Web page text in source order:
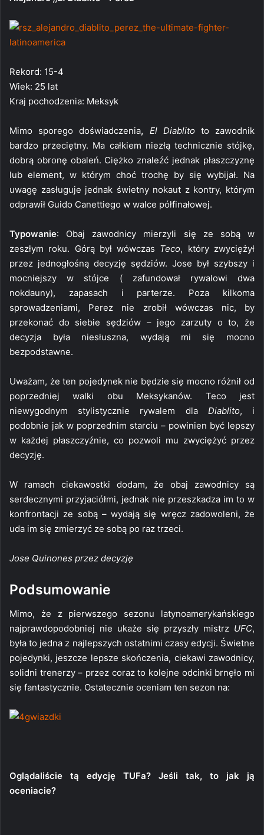
Rekord: 15-4
Wiek: 25 lat
Kraj pochodzenia: Meksyk
Mimo sporego doświadczenia, El Diablitoto zawodnik
bardzo przeciętny. Ma całkiem niezłą technicznie stójkę,
dobrą obronę obaleń. Ciężko znaleźć jednak płaszczyznę
lub element, w którym choć trochę by się wybijał. Na
uwagę zasługuje jednak świetny nokaut z kontry, którym
odprawił Guido Canettiego w walce półfinałowej.
Typowanie: Obaj zawodnicy mierzyli się ze sobą w
zeszłym roku. Górą był wówczas Teco, który zwyciężył
przez jednogłośną decyzję sędziów. Jose był szybszy i
mocniejszy w stójce ( zafundował rywalowi dwa
nokdauny), zapasach i parterze. Poza kilkoma
sprowadzeniami, Perez nie zrobił wówczas nic, by
przekonać do siebie sędziów – jego zarzuty o to, że
decyzja była niesłuszna, wydają mi się mocno
bezpodstawne.
Uważam, że ten pojedynek nie będzie się mocno różnił od
poprzedniej walki obu Meksykanów. Teco jest
niewygodnym stylistycznie rywalem dla Diablito, i
podobnie jak w poprzednim starciu – powinien być lepszy
w każdej płaszczyźnie, co pozwoli mu zwyciężyć przez
decyzję.
W ramach ciekawostki dodam, że obaj zawodnicy są
serdecznymi przyjaciółmi, jednak nie przeszkadza im to w
konfrontacji ze sobą – wydają się wręcz zadowoleni, że
uda im się zmierzyć ze sobą po raz trzeci.
Jose Quinones przez decyzję
Podsumowanie
Mimo, że z pierwszego sezonu latynoamerykańskiego
najprawdopodobniej nie ukaże się przyszły mistrz UFC,
była to jedna z najlepszych ostatnimi czasy edycji. Świetne
pojedynki, jeszcze lepsze skończenia, ciekawi zawodnicy,
solidni trenerzy – przez coraz to kolejne odcinki brnęło mi
się fantastycznie. Ostatecznie oceniam ten sezon na:
Oglądaliście tą edycję TUFa? Jeśli tak, to jak ją
oceniacie?